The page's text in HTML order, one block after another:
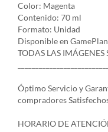
Color: Magenta
Contenido: 70 ml
Formato: Unidad
Disponible en
TODAS LAS IMÁGENES
Óptimo Servicio y
compradores
HORARIO DE